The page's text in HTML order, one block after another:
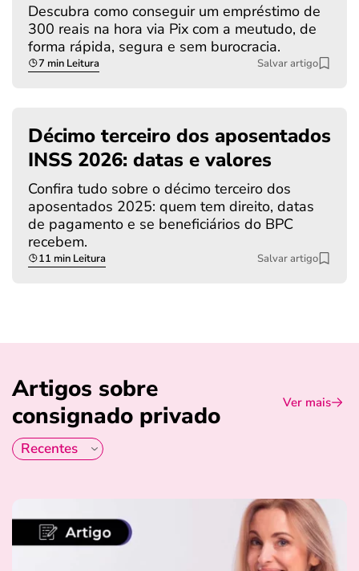
Descubra como conseguir um empréstimo de
300 reais na hora via Pix com a meutudo, de
forma rápida, segura e sem burocracia.
7 min Leitura Salvar artigo
Décimo terceiro dos aposentados
INSS 2026: datas e valores
Confira tudo sobre o décimo terceiro dos
aposentados 2025: quem tem direito, datas
de pagamento e se beneficiários do BPC
recebem.
11 min Leitura Salvar artigo
Artigos sobre
consignado privado
Ver mais